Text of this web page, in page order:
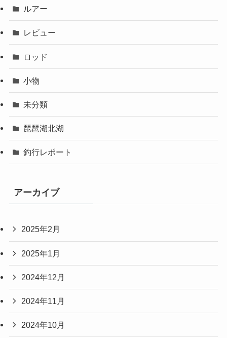
ルアー
レビュー
ロッド
小物
未分類
琵琶湖北湖
釣行レポート
アーカイブ
2025年2月
2025年1月
2024年12月
2024年11月
2024年10月